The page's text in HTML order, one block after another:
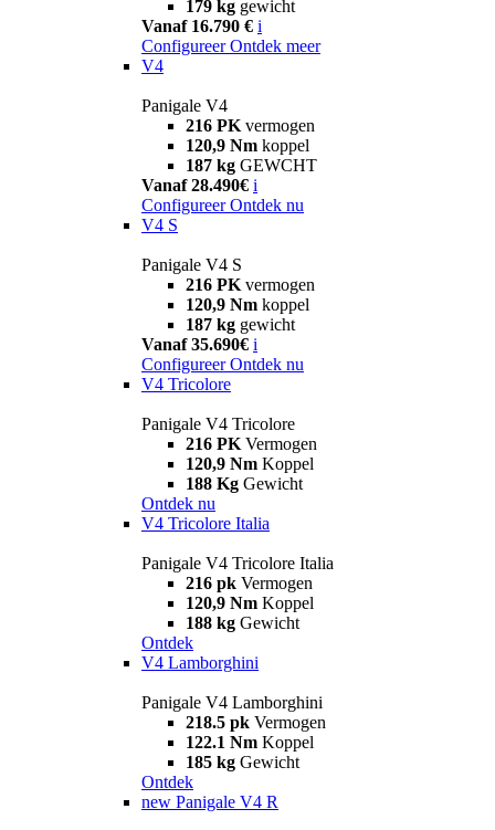
179 kg gewicht
Vanaf 16.790 € i
Configureer Ontdek meer
V4
Panigale V4
216 PK vermogen
120,9 Nm koppel
187 kg GEWCHT
Vanaf 28.490€ i
Configureer Ontdek nu
V4 S
Panigale V4 S
216 PK vermogen
120,9 Nm koppel
187 kg gewicht
Vanaf 35.690€ i
Configureer Ontdek nu
V4 Tricolore
Panigale V4 Tricolore
216 PK Vermogen
120,9 Nm Koppel
188 Kg Gewicht
Ontdek nu
V4 Tricolore Italia
Panigale V4 Tricolore Italia
216 pk Vermogen
120,9 Nm Koppel
188 kg Gewicht
Ontdek
V4 Lamborghini
Panigale V4 Lamborghini
218.5 pk Vermogen
122.1 Nm Koppel
185 kg Gewicht
Ontdek
new Panigale V4 R